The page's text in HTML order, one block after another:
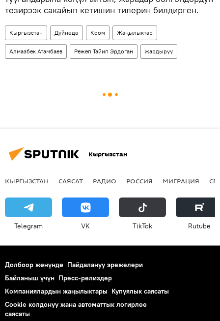
тезирээк сакайып кетишин тилерин билдирген.
Кыргызстан Дүйнөдө Коом Жаңылыктар
Алмазбек Атамбаев Режеп Тайип Эрдоган жардыруу
Кыргызстан
КЫРГЫЗСТАН САЯСАТ РАДИО РОССИЯ МИГРАЦИЯ
Telegram VK ТikТоk Rutube
Долбоор жөнүндө Пайдалануу эрежелери
Байланыш үчүн Пресс-релиздер
Компаниялардын жаңылыктары Купуялык саясаты
Cookie колдонуу жана автоматтык логирлөө
саясаты